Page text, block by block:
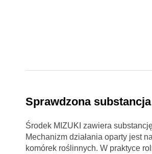
Sprawdzona
Środek MIZUKI zawiera
Mechanizm działania oparty jest
komórek roślinnych. W praktyce